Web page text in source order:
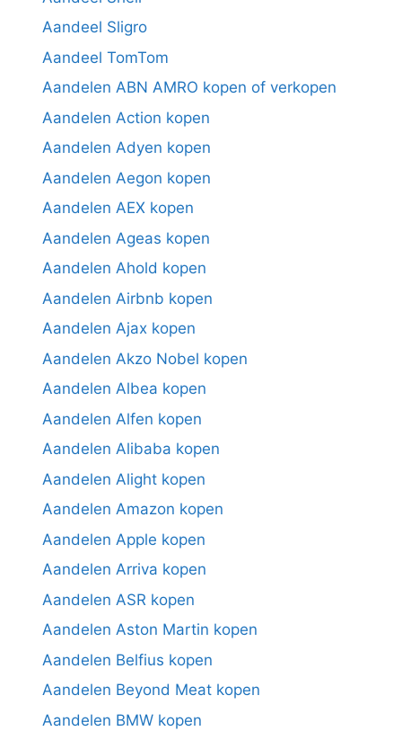
Aandeel Sligro
Aandeel TomTom
Aandelen ABN AMRO kopen of verkopen
Aandelen Action kopen
Aandelen Adyen kopen
Aandelen Aegon kopen
Aandelen AEX kopen
Aandelen Ageas kopen
Aandelen Ahold kopen
Aandelen Airbnb kopen
Aandelen Ajax kopen
Aandelen Akzo Nobel kopen
Aandelen Albea kopen
Aandelen Alfen kopen
Aandelen Alibaba kopen
Aandelen Alight kopen
Aandelen Amazon kopen
Aandelen Apple kopen
Aandelen Arriva kopen
Aandelen ASR kopen
Aandelen Aston Martin kopen
Aandelen Belfius kopen
Aandelen Beyond Meat kopen
Aandelen BMW kopen